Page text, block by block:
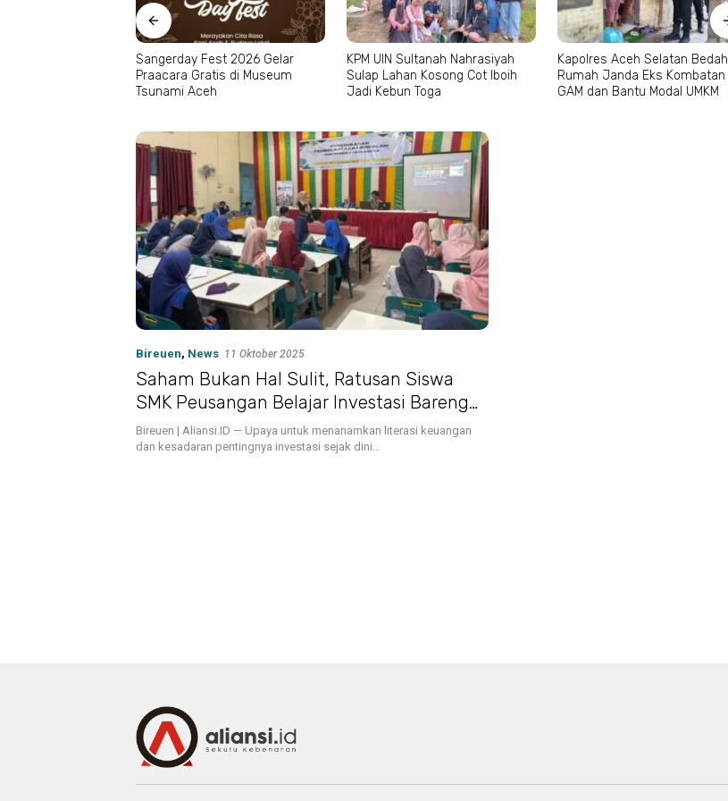
Sangerday Fest 2026 Gelar
Praacara Gratis di Museum
Tsunami Aceh
KPM UIN Sultanah Nahrasiyah
Sulap Lahan Kosong Cot Iboih
Jadi Kebun Toga
Kapolres Aceh Selatan Bedah
Rumah Janda Eks Kombatan
GAM dan Bantu Modal UMKM
Bireuen, News 11 Oktober 2025
Saham Bukan Hal Sulit, Ratusan Siswa
SMK Peusangan Belajar Investasi Bareng
UIA
Bireuen | Aliansi.ID — Upaya untuk menanamkan literasi keuangan
dan kesadaran pentingnya investasi sejak dini…